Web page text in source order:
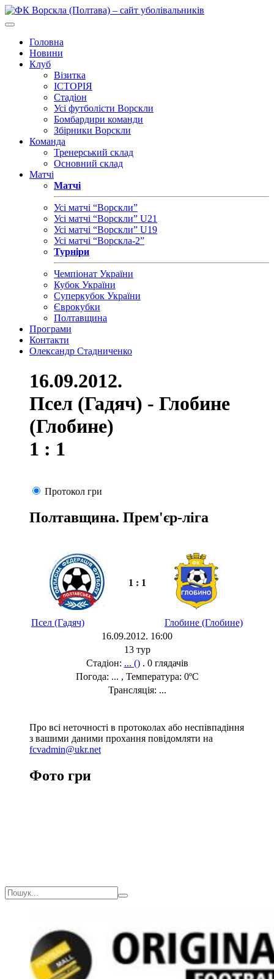
Головна
Новини
Клуб
Візитка
ІСТОРІЯ
Стадіон
Усі футболісти Ворскли
Бомбардири команди
Збірники Ворскли
Команда
Тренерський склад
Основний склад
Матчі
Матчі
Усі матчі “Ворскли”
Усі матчі “Ворскли” U21
Усі матчі “Ворскли” U19
Усі матчі “Ворскла-2”
Турніри
Чемпіонат України
Кубок України
Суперкубок України
Єврокубки
Полтавщина
Програми
Контакти
Олександр Стадниченко
16.09.2012.
Псел (Гадяч) - Глобине
(Глобине)
1 : 1
Протокол гри
Полтавщина. Прем'єр-ліга
1 : 1
Псел (Гадяч)
Глобине (Глобине)
16.09.2012. 16:00
13 тур
Стадіон: ... (). 0 глядачів
Погода: ... , Температура: 0ºC
Трансляція: ...
Про всі неточності в протоколах або неспівпадіння
з вашими даними прохання повідомляти на
fcvadmin@ukr.net
Фото гри